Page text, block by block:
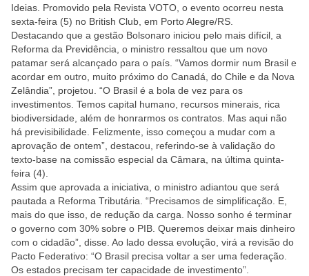
Ideias. Promovido pela Revista VOTO, o evento ocorreu nesta
sexta-feira (5) no British Club, em Porto Alegre/RS.
Destacando que a gestão Bolsonaro iniciou pelo mais difícil, a
Reforma da Previdência, o ministro ressaltou que um novo
patamar será alcançado para o país. “Vamos dormir num Brasil e
acordar em outro, muito próximo do Canadá, do Chile e da Nova
Zelândia”, projetou. “O Brasil é a bola de vez para os
investimentos. Temos capital humano, recursos minerais, rica
biodiversidade, além de honrarmos os contratos. Mas aqui não
há previsibilidade. Felizmente, isso começou a mudar com a
aprovação de ontem”, destacou, referindo-se à validação do
texto-base na comissão especial da Câmara, na última quinta-
feira (4).
Assim que aprovada a iniciativa, o ministro adiantou que será
pautada a Reforma Tributária. “Precisamos de simplificação. E,
mais do que isso, de redução da carga. Nosso sonho é terminar
o governo com 30% sobre o PIB. Queremos deixar mais dinheiro
com o cidadão”, disse. Ao lado dessa evolução, virá a revisão do
Pacto Federativo: “O Brasil precisa voltar a ser uma federação.
Os estados precisam ter capacidade de investimento”.